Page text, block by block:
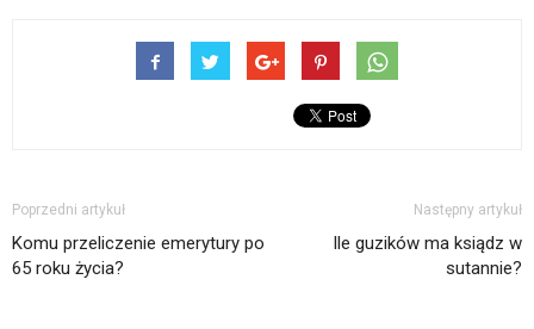
Poprzedni artykuł
Komu przeliczenie emerytury po
65 roku życia?
Następny artykuł
Ile guzików ma ksiądz w
sutannie?